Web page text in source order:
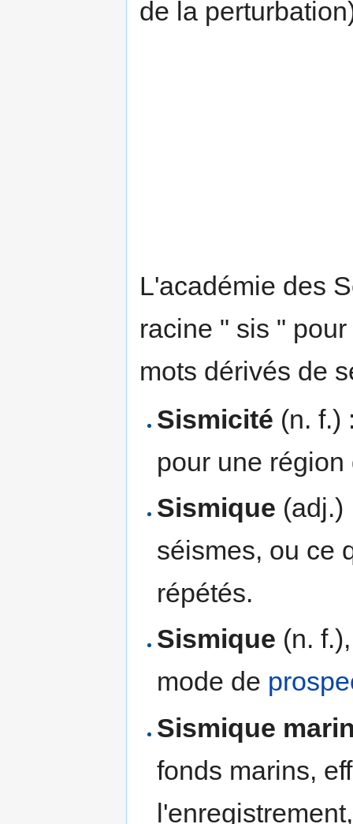
de la
L'académie des
racine " sis "
mots dérivés de
Sismicité (n. f.)
pour une région
Sismique (adj.)
séismes, ou ce
répétés.
Sismique (n.
mode de
Sismique
fonds marins,